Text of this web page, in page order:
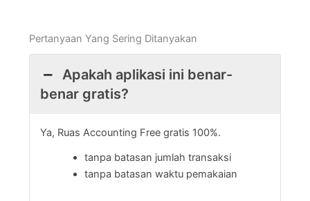
Pertanyaan Yang Sering Ditanyakan
Apakah aplikasi ini benar-
benar gratis?
Ya, Ruas Accounting Free gratis 100%.
tanpa batasan jumlah transaksi
tanpa batasan waktu pemakaian